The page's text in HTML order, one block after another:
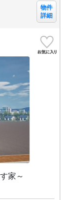
物件
詳細
家～